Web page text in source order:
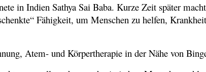
in Indien Sathya Sai Baba. Kurze Zeit später
Fähigkeit, um Menschen zu helfen,
Atem- und Körpertherapie in der Nähe von